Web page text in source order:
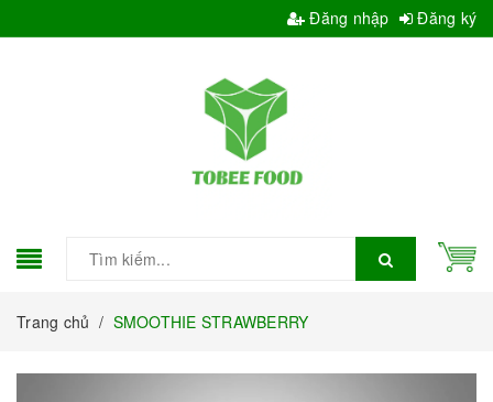
Đăng nhập Đăng ký
Trang chủ / SMOOTHIE STRAWBERRY